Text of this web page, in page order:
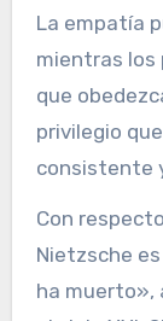
La empatía
mientras los
que
privilegio
consistente
Con
Nietzsche
ha muerto»,